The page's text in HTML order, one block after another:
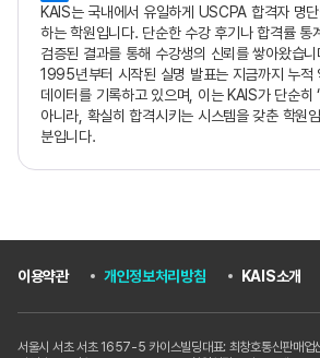
KAIS는 국내에서 유일하게 USCPA 합격자 명
하는 학원입니다. 단순한 수강 후기나 합격률 통
검증된 결과를 통해 수강생의 신뢰를 쌓아왔습니
1995년부터 시작된 실명 발표는 지금까지 누
데이터를 기록하고 있으며, 이는 KAIS가 단순히
아니라, 확실히 합격시키는 시스템을 갖춘 학원
분입니다.
이용약관 개인정보처리방침 KAIS소개
서울시 서초 서초 1657-5 카이스빌딩대표: 최창호통신판매